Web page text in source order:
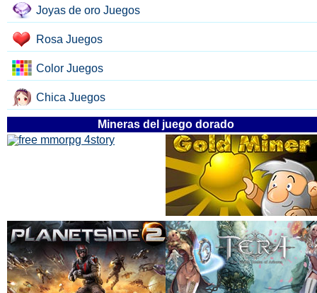
Joyas de oro Juegos
Rosa Juegos
Color Juegos
Chica Juegos
Mineras del juego dorado